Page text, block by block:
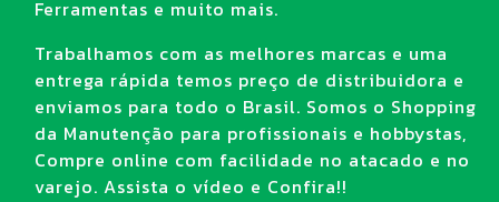
Ferramentas e muito mais.
Trabalhamos com as melhores marcas e uma
entrega rápida temos preço de distribuidora e
enviamos para todo o Brasil. Somos o Shopping
da Manutenção para profissionais e hobbystas,
Compre online com facilidade no atacado e no
varejo. Assista o vídeo e Confira!!